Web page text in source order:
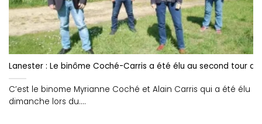
Lanester : Le binôme Coché-Carris a été élu au second tour
C’est le binome Myrianne Coché et Alain Carris qui a été élu
dimanche lors du....